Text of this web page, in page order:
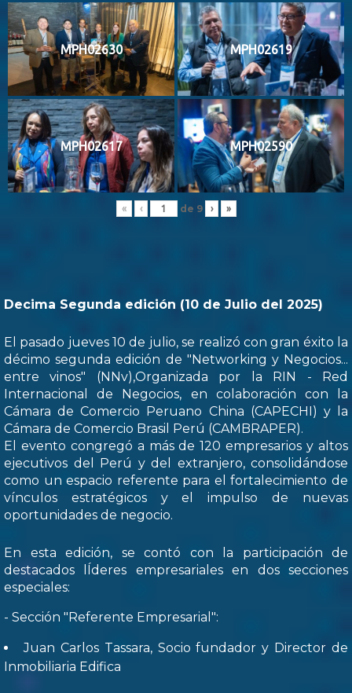
MPH02630 MPH02619
MPH02617 MPH02590
« ‹ de 9 › »
Decima Segunda edición (10 de Julio del 2025)
El pasado jueves 10 de julio, se realizó con gran éxito la
décimo segunda edición de "Networking y Negocios...
entre vinos" (NNv),Organizada por la RIN - Red
Internacional de Negocios, en colaboración con la
Cámara de Comercio Peruano China (CAPECHI) y la
Cámara de Comercio Brasil Perú (CAMBRAPER).
El evento congregó a más de 120 empresarios y altos
ejecutivos del Perú y del extranjero, consolidándose
como un espacio referente para el fortalecimiento de
vínculos estratégicos y el impulso de nuevas
oportunidades de negocio.
En esta edición, se contó con la participación de
destacados lÍderes empresariales en dos secciones
especiales:
- Sección "Referente Empresarial":
Juan Carlos Tassara, Socio fundador y Director de
Inmobiliaria Edifica